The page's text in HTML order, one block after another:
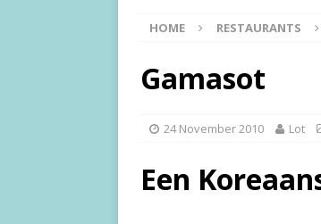
HOME RESTAURANTS
Gamasot
24 November 2010 Lot
Een